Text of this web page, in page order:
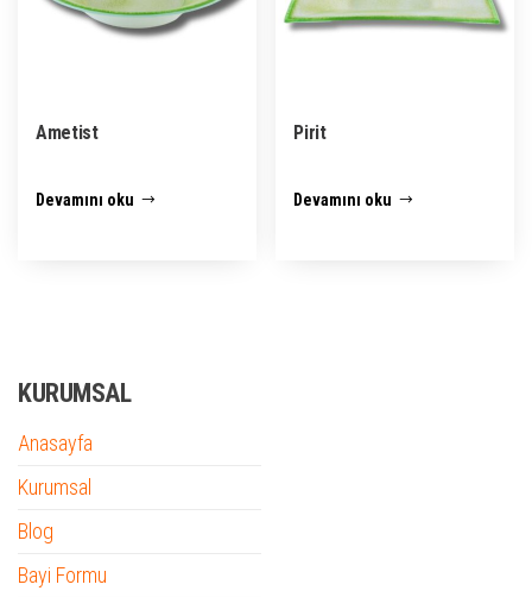
Ametist
Devamını oku
Pirit
Devamını oku
KURUMSAL
Anasayfa
Kurumsal
Blog
Bayi Formu